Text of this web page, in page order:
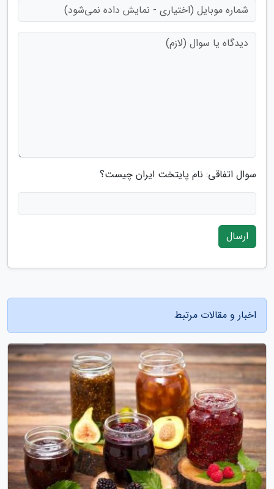
سوال اتفاقی: نام پایتخت ایران چیست؟
ارسال
اخبار و مقالات مرتبط